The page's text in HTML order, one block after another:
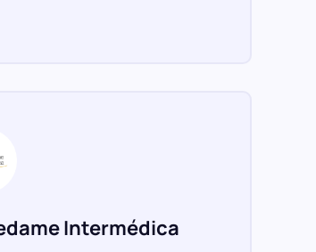
Intermédica